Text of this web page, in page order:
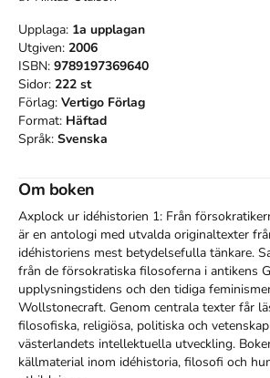
Upplaga: 1a upplagan
Utgiven: 2006
ISBN: 9789197369640
Sidor: 222 st
Förlag: Vertigo Förlag
Format: Häftad
Språk: Svenska
Om boken
Axplock ur idéhistorien 1: Från
är en antologi med utvalda originaltexter
idéhistoriens mest betydelsefulla tänkare.
från de försokratiska filosoferna i antikens
upplysningstidens och den tidiga
Wollstonecraft. Genom centrala texter får
filosofiska, religiösa, politiska och
västerlandets intellektuella utveckling.
källmaterial inom idéhistoria, filosofi och